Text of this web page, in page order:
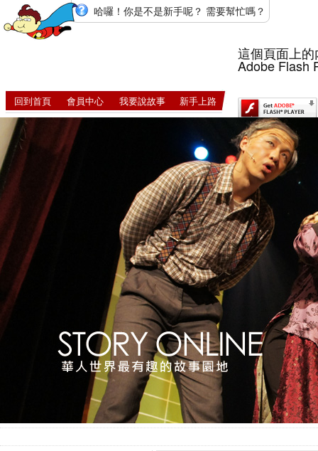
哈囉！你是不是新手呢？ 需要幫忙嗎？
這個頁面上
Adobe Flash
回到首頁 會員中心 我要說故事 新手上路